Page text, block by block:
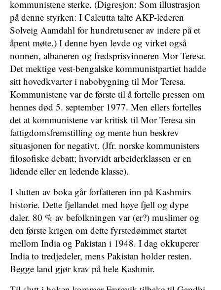
kommunistene sterke. (Digresjon: Som illustrasjon
på denne styrken: I Calcutta talte AKP-lederen
Solveig Aamdahl for hundretusener av indere på et
åpent møte.) I denne byen levde og virket også
nonnen, albaneren og fredsprisvinneren Mor Teresa.
Det mektige vest-bengalske kommunistpartiet hadde
sitt hovedkvarter i nabobygning til Mor Teresa.
Kommunistene var de første til å fortelle pressen om
hennes død 5. september 1977. Men ellers fortelles
det at kommunistene var kritisk til Mor Teresa sin
fattigdomsfremstilling og mente hun beskrev
situasjonen for negativt. (Jfr. norske kommunisters
filosofiske debatt; hvorvidt arbeiderklassen er en
lidende eller en ledende klasse).
I slutten av boka går forfatteren inn på Kashmirs
historie. Dette fjellandet med høye fjell og dype
daler. 80 % av befolkningen var (er?) muslimer og
den første krigen om dette fyrstedømmet startet
mellom India og Pakistan i 1948. I dag okkuperer
India to tredjedeler, mens Pakistan holder resten.
Begge land gjør krav på hele Kashmir.